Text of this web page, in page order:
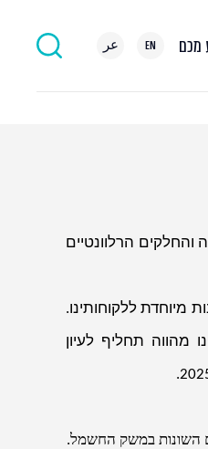
מכם EN عر
הרלוונטיים
מיוחדת ללקוחותינו.
מהווה תחליף לעיון
השונות במשק החשמל.